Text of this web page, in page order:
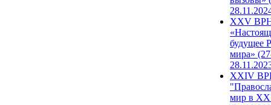
XXV
будущее
мира»
XXIV
мир в